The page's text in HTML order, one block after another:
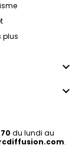
plus


du lundi au
.